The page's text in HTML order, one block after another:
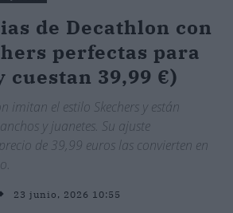
de Decathlon con
perfectas para
cuestan 39,99 €)
imitan el estilo Skechers y están
y juanetes. Su ajuste
de 39,99 euros las convierten en
23 junio, 2026 10:55